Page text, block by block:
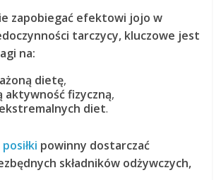
zapobiegać efektowi jojo w
tarczycy, kluczowe jest
na:
dietę,
aktywność fizyczną,
diet.
powinny dostarczać
składników odżywczych,